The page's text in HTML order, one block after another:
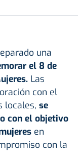
una
el 8 de
Las
con el
locales, se
con el objetivo
en
con la